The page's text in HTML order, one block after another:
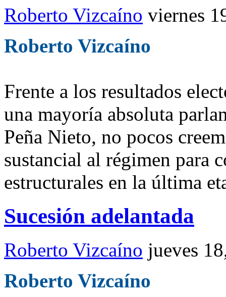
Roberto Vizcaíno viernes
Roberto Vizcaíno
Frente a los resultados
una mayoría absoluta
Peña Nieto, no pocos
sustancial al régimen para
estructurales en la última
Sucesión adelantada
Roberto Vizcaíno jueves
Roberto Vizcaíno